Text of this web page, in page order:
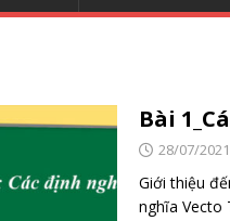
Bài
28/07/2021
Giới thiệu
nghĩa Vecto